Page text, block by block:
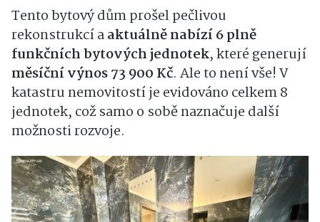
Tento bytový dům prošel pečlivou
rekonstrukcí aaktuálně nabízí 6 plně
funkčních bytových jednotek, které generují
měsíční výnos 73 900 Kč. Ale to není vše! V
katastru nemovitostí je evidováno celkem 8
jednotek, což samo o sobě naznačuje další
možnosti rozvoje.